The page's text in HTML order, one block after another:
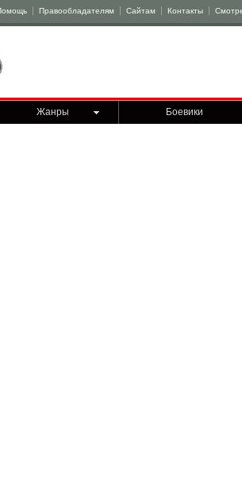
Правообладателям Сайтам Контакты
Жанры Боевики